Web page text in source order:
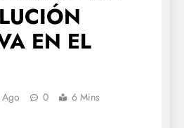
EN EL
Ago 0 6 Mins